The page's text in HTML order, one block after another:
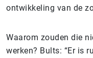
ontwikkeling van de
Waarom zouden die
werken? Bults: “Er is